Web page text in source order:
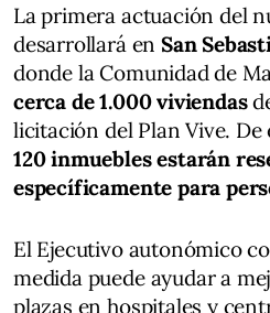
La primera actuación del
desarrollará en San
donde la Comunidad de
cerca de 1.000 viviendas
licitación del Plan Vive.
120 inmuebles estarán
específicamente para
El Ejecutivo autonómico
medida puede ayudar a
plazas en hospitales y